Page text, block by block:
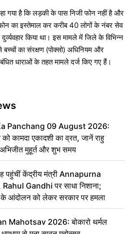
गया है कि लड़की के पास निजी फोन नहीं है और
का इस्तेमाल कर करीब 40 लोगों के नंबर सेव
किया था। इस मामले में जिले के विभिन्न
बच्चों का संरक्षण (पोक्सो) अधिनियम और
धाराओं के तहत मामले दर्ज किए गए हैं।
Panchang 09 August 2026:
को कामदा एकादशी का व्रत, जानें राहु
मुहूर्त और शुभ समय
पहुंचीं केंद्रीय मंत्री Annapurna
Gandhi पर साधा निशाना;
के आंदोलन को लेकर सरकार पर हमला
Mahotsav 2026: बोकारो थर्मल